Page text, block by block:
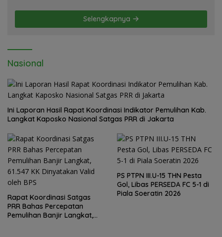
Narkoba
Selengkapnya
Nasional
Ini Laporan Hasil Rapat Koordinasi Indikator Pemulihan Kab.
Langkat Kaposko Nasional Satgas PRR di Jakarta
Rapat Koordinasi Satgas
PRR Bahas Percepatan
Pemulihan Banjir Langkat,
PS PTPN III.U-15 THN Pesta
Gol, Libas PERSEDA FC 5-1 di
Piala Soeratin 2026